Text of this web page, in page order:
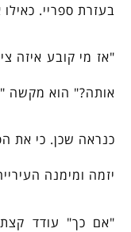
בעזרת ספריי.
"אז מי קובע איזה
אותה?" הוא מקשה
כנראה שכן. כי את
יזמה ומימנה
"אם כך" עודד